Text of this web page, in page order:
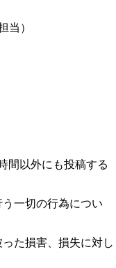
当）
間以外にも投稿する
一切の行為につい
た損害、損失に対し